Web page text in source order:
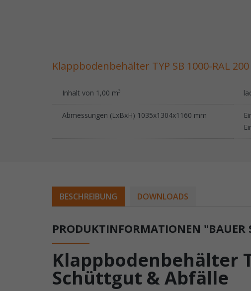
Klappbodenbehälter TYP SB 1000-RAL 200
Inhalt von 1,00 m³
Abmessungen (LxBxH) 1035x1304x1160 mm
BESCHREIBUNG DOWNLOADS
PRODUKTINFORMATIONEN
Klappbodenbehälter
Schüttgut & Abfälle